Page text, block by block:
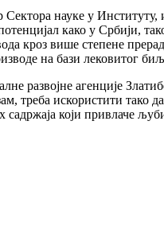
науке у Институту,
како у Србији,
кроз више степене
на бази лековитог
развојне агенције
треба искористити тако
садржаја који привлаче